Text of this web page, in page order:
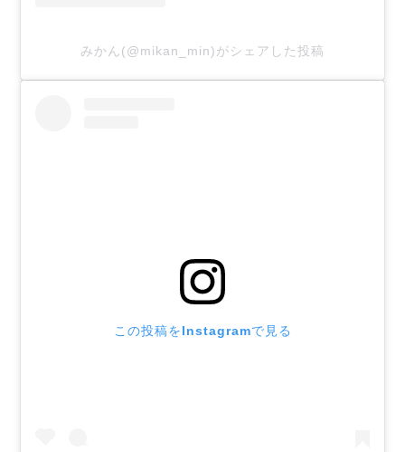
みかん(@mikan_min)がシェアした投稿
この投稿をInstagramで見る